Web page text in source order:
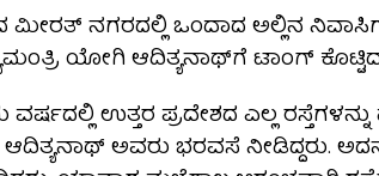
ಮೀರತ್ ನಗರದಲ್ಲಿ ಒಂದಾದ ಅಲ್ಲಿನ
ಯೋಗಿ ಆದಿತ್ಯನಾಥ್‍ಗೆ ಟಾಂಗ್
ವರ್ಷದಲ್ಲಿ ಉತ್ತರ ಪ್ರದೇಶದ ಎಲ್ಲ
ಅವರು ಭರವಸೆ ನೀಡಿದ್ದರು.